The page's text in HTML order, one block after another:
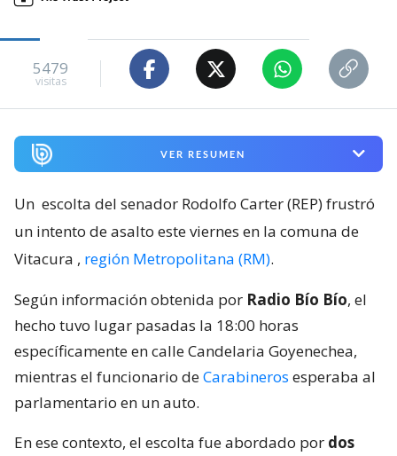
5479
visitas
VER RESUMEN
Un escolta del senador Rodolfo Carter (REP) frustró
un intento de asalto este viernes en la comuna de
Vitacura , región Metropolitana (RM).
Según información obtenida por Radio Bío Bío, el
hecho tuvo lugar pasadas la 18:00 horas
específicamente en calle Candelaria Goyenechea,
mientras el funcionario deCarabineros esperaba al
parlamentario en un auto.
En ese contexto, el escolta fue abordado por dos